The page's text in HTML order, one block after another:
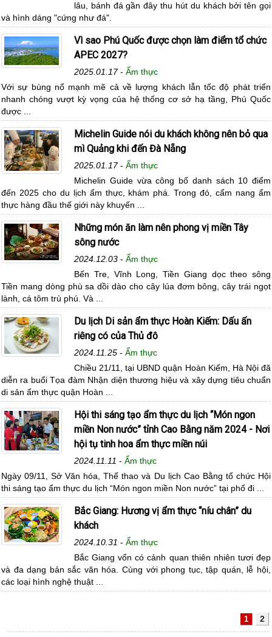
lâu, bánh đá gần đây thu hút du khách bởi tên gọi
và hình dáng "cứng như đá".
Vì sao Phú Quốc được chọn làm điểm tổ chức
APEC 2027?
2025.01.17- Ẩm thực
Với sự bùng nổ mạnh mẽ cả về lượng khách lẫn tốc độ phát triển
nhanh chóng vượt kỳ vọng của hệ thống cơ sở hạ tầng, Phú Quốc
được ...
Michelin Guide nói du khách không nên bỏ qua
mì Quảng khi đến Đà Nẵng
2025.01.17- Ẩm thực
Michelin Guide vừa công bố danh sách 10 điểm
đến 2025 cho du lịch ẩm thực, khám phá. Trong đó, cẩm nang ẩm
thực hàng đầu thế giới này khuyến ...
Những món ăn làm nên phong vị miền Tây
sông nước
2024.12.03 - Ẩm thực
Bến Tre, Vĩnh Long, Tiền Giang dọc theo sông
Tiền mang dòng phù sa dồi dào cho cây lúa đơm bông, cây trái ngọt
lành, cá tôm trù phú. Và ...
Du lịch Di sản ẩm thực Hoàn Kiếm: Dấu ấn
riêng có của Thủ đô
2024.11.25 - Ẩm thực
Chiều 21/11, tại UBND quận Hoàn Kiếm, Hà Nội đã
diễn ra buổi Tọa đàm Nhận diện thương hiệu và xây dựng tiêu chuẩn
di sản ẩm thực quận Hoàn ...
Hội thi sáng tạo ẩm thực du lịch “Món ngon
miền Non nước” tỉnh Cao Bằng năm 2024 - Nơi
hội tụ tinh hoa ẩm thực miền núi
2024.11.11 - Ẩm thực
Ngày 09/11, Sở Văn hóa, Thể thao và Du lịch Cao Bằng tổ chức Hội
thi sáng tạo ẩm thực du lịch “Món ngon miền Non nước” tại phố đi ...
Bắc Giang: Hương vị ẩm thực “níu chân” du
khách
2024.10.31 - Ẩm thực
Bắc Giang vốn có cảnh quan thiên nhiên tươi đẹp
và đa dạng bản sắc văn hóa. Cùng với phong tục, tập quán, lễ hội,
các loại hình nghệ thuật ...
1 2